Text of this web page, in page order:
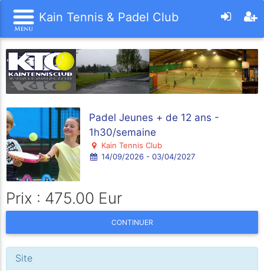
Kain Tennis & Padel Club
Padel Jeunes + de 12 ans -
1h30/semaine
Kain Tennis Club
14/09/2026 - 03/04/2027
Prix : 475.00 Eur
CONTINUER
Site